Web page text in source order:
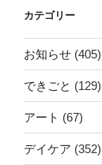
カテゴリー
お知らせ (405)
できごと (129)
アート (67)
デイケア (352)